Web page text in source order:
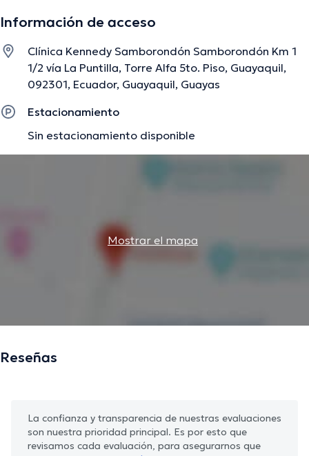
Información de acceso
Clínica Kennedy Samborondón Samborondón Km 1
1/2 vía La Puntilla, Torre Alfa 5to. Piso, Guayaquil,
092301, Ecuador, Guayaquil, Guayas
Estacionamiento
Sin estacionamiento disponible
Mostrar el mapa
Reseñas
La confianza y transparencia de nuestras evaluaciones
son nuestra prioridad principal. Es por esto que
revisamos cada evaluación, para asegurarnos que